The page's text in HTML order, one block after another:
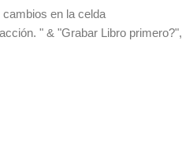
en la celda
" & "Grabar Libro primero?",